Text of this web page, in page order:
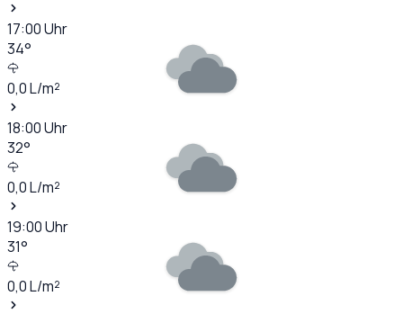
17:00Uhr
34°
0,0L/m²
18:00Uhr
32°
0,0L/m²
19:00Uhr
31°
0,0L/m²